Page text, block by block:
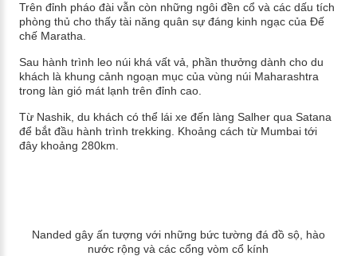
Trên đỉnh pháo đài vẫn còn những ngôi đền cổ và các dấu tích
phòng thủ cho thấy tài năng quân sự đáng kinh ngạc của Đế
chế Maratha.
Sau hành trình leo núi khá vất vả, phần thưởng dành cho du
khách là khung cảnh ngoạn mục của vùng núi Maharashtra
trong làn gió mát lạnh trên đỉnh cao.
Từ Nashik, du khách có thể lái xe đến làng Salher qua Satana
để bắt đầu hành trình trekking. Khoảng cách từ Mumbai tới
đây khoảng 280km.
Nanded gây ấn tượng với những bức tường đá đồ sộ, hào
nước rộng và các cổng vòm cổ kính